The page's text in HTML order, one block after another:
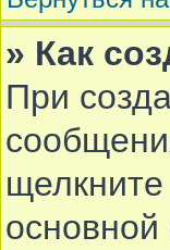
» Как
При